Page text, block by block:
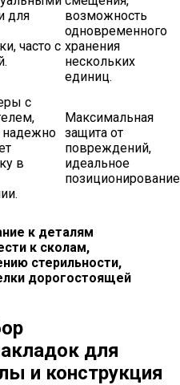
для
часто с
возможность
одновременного
хранения
нескольких
единиц.
с
надежно
в
Максимальная
защита от
повреждений,
идеальное
к деталям
к сколам,
стерильности,
дорогостоящей
для
и конструкция